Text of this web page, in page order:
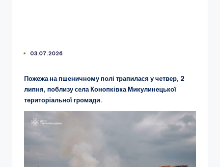
03.07.2026
Пожежа на пшеничному полі трапилася у четвер, 2
липня, поблизу села Конопківка Микулинецької
територіальної громади.